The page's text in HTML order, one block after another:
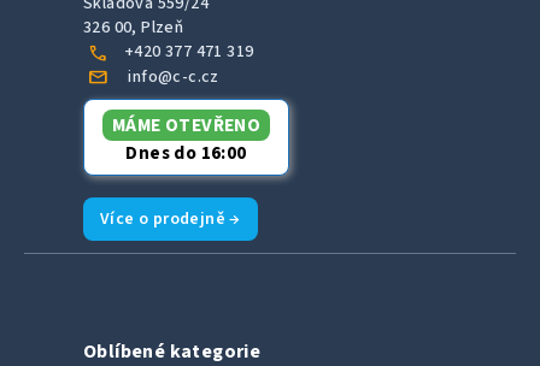
326 00, Plzeň
call +420 377 471 319
mail info@c-c.cz
MÁME OTEVŘENO
Dnes do 16:00
Více o prodejně →
Oblíbené kategorie